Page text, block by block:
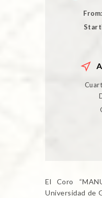
From:
El Coro
Universidad de